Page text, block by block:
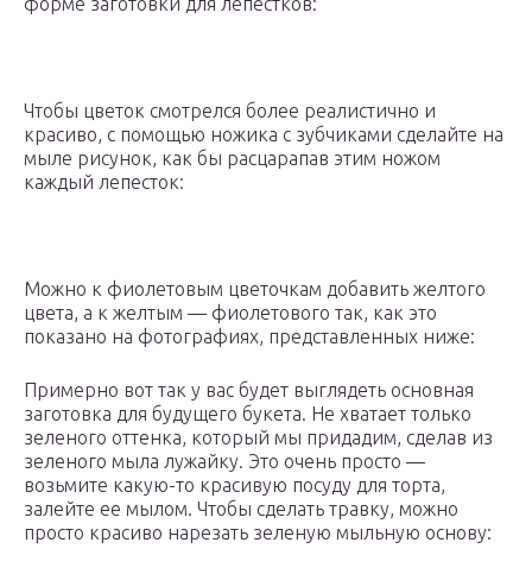
Чтобы цветок смотрелся более реалистично и
красиво, с помощью ножика с зубчиками сделайте на
мыле рисунок, как бы расцарапав этим ножом
каждый лепесток:
Можно к фиолетовым цветочкам добавить желтого
цвета, а к желтым — фиолетового так, как это
показано на фотографиях, представленных ниже:
Примерно вот так у вас будет выглядеть основная
заготовка для будущего букета. Не хватает только
зеленого оттенка, который мы придадим, сделав из
зеленого мыла лужайку. Это очень просто —
возьмите какую-то красивую посуду для торта,
залейте ее мылом. Чтобы сделать травку, можно
просто красиво нарезать зеленую мыльную основу: